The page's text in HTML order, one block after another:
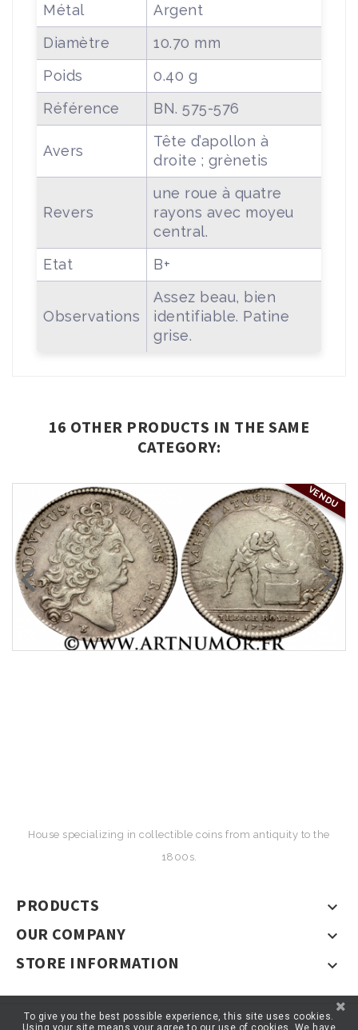
Métal
Argent
Diamètre
10.70 mm
Poids
0.40 g
Référence
BN. 575-576
Avers
Tête d’apollon à
droite ; grènetis
Revers
une roue à quatre
rayons avec moyeu
central.
Etat
B+
Observations
Assez beau, bien
identifiable. Patine
grise.
16 OTHER PRODUCTS IN THE SAME
CATEGORY:
VENDU
House specializing in collectible coins from antiquity to the
1800s.
PRODUCTS 
OUR COMPANY 
STORE INFORMATION 
To give you the best possible experience, this site uses cookies.
Using your site means your agree to our use of cookies. We have